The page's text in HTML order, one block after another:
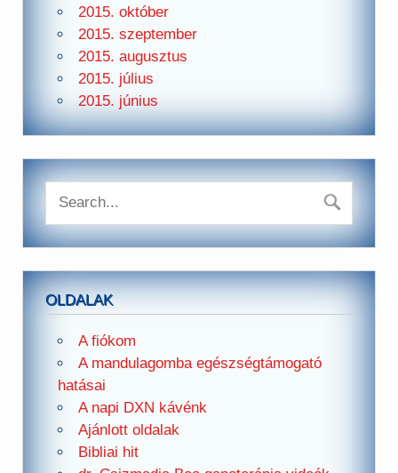
2015. október
2015. szeptember
2015. augusztus
2015. július
2015. június
OLDALAK
A fiókom
A mandulagomba egészségtámogató
hatásai
A napi DXN kávénk
Ajánlott oldalak
Bibliai hit